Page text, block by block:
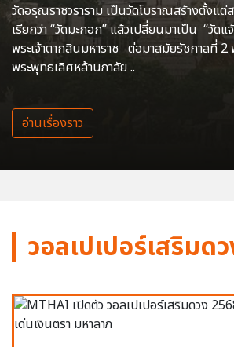
วัดอรุณราชวราราม เป็นวัดโบราณสร้างตั้งแ
เรียกว่า “วัดมะกอก” แล้วเปลี่ยนมาเป็น “วัด
พระเจ้าตากสินมหาราช ต่อมาสมัยรัชกาลที่ 2
พระพุทธเลิศหล้านภาลัย ..
อ่านเรื่องราว
วอลเปเปอร์เสริมด